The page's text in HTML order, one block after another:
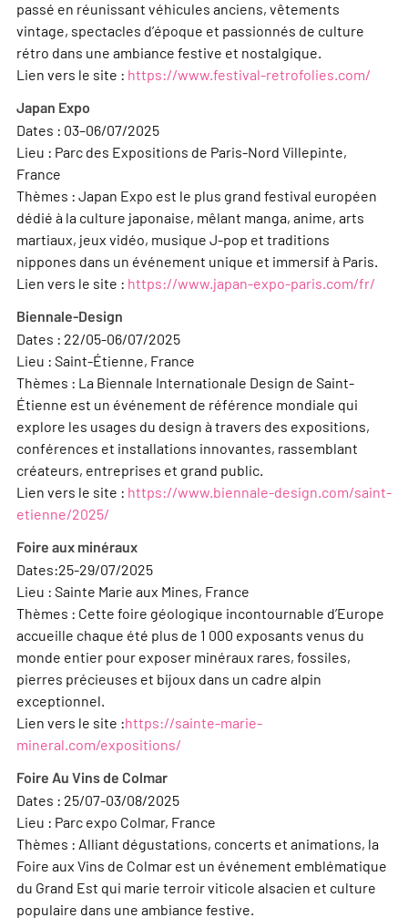
passé en réunissant véhicules anciens, vêtements
vintage, spectacles d’époque et passionnés de culture
rétro dans une ambiance festive et nostalgique.
Lien vers le site : https://www.festival-retrofolies.com/
Japan Expo
Dates : 03–06/07/2025
Lieu : Parc des Expositions de Paris-Nord Villepinte,
France
Thèmes : Japan Expo est le plus grand festival européen
dédié à la culture japonaise, mêlant manga, anime, arts
martiaux, jeux vidéo, musique J-pop et traditions
nippones dans un événement unique et immersif à Paris.
Lien vers le site : https://www.japan-expo-paris.com/fr/
Biennale-Design
Dates : 22/05-06/07/2025
Lieu : Saint-Étienne, France
Thèmes : La Biennale Internationale Design de Saint-
Étienne est un événement de référence mondiale qui
explore les usages du design à travers des expositions,
conférences et installations innovantes, rassemblant
créateurs, entreprises et grand public.
Lien vers le site : https://www.biennale-design.com/saint-
etienne/2025/
Foire aux minéraux
Dates:25-29/07/2025
Lieu : Sainte Marie aux Mines, France
Thèmes : Cette foire géologique incontournable d’Europe
accueille chaque été plus de 1 000 exposants venus du
monde entier pour exposer minéraux rares, fossiles,
pierres précieuses et bijoux dans un cadre alpin
exceptionnel.
Lien vers le site :https://sainte-marie-
mineral.com/expositions/
Foire Au Vins de Colmar
Dates : 25/07-03/08/2025
Lieu : Parc expo Colmar, France
Thèmes : Alliant dégustations, concerts et animations, la
Foire aux Vins de Colmar est un événement emblématique
du Grand Est qui marie terroir viticole alsacien et culture
populaire dans une ambiance festive.